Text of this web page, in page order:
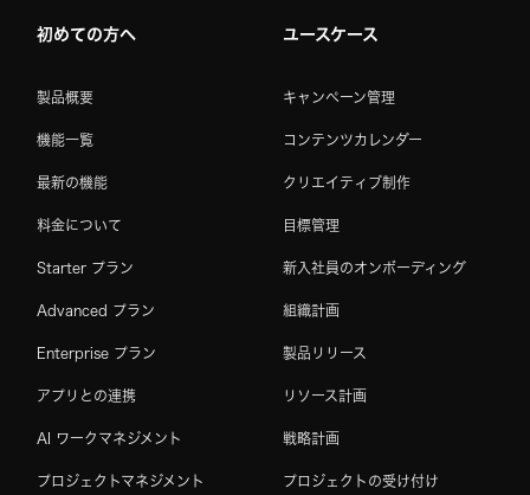
初めての方へ
製品概要
機能一覧
最新の機能
料金について
Starter プラン
Advanced プラン
Enterprise プラン
アプリとの連携
AI ワークマネジメント
プロジェクトマネジメント
ユースケース
キャンペーン管理
コンテンツカレンダー
クリエイティブ制作
目標管理
新入社員のオンボーディング
組織計画
製品リリース
リソース計画
戦略計画
プロジェクトの受け付け